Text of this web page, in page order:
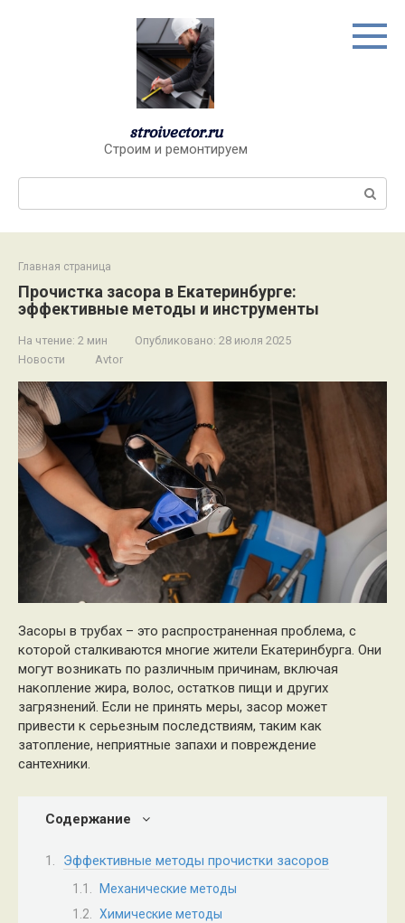
stroivector.ru
Строим и ремонтируем
Главная страница
Прочистка засора в Екатеринбурге:
эффективные методы и инструменты
На чтение: 2 мин Опубликовано: 28 июля 2025
Новости
Avtor
Засоры в трубах – это распространенная проблема, с
которой сталкиваются многие жители Екатеринбурга. Они
могут возникать по различным причинам, включая
накопление жира, волос, остатков пищи и других
загрязнений. Если не принять меры, засор может
привести к серьезным последствиям, таким как
затопление, неприятные запахи и повреждение
сантехники.
Содержание
Эффективные методы прочистки засоров
Механические методы
Химические методы